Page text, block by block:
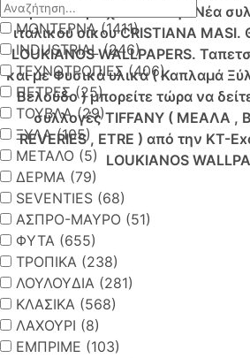
μόνο περιέχονται στην Νέα
ιταλικού οίκου CRISTIANA MASI.
LOUKIANOS WALLPAPERS.
και με Φυσικά υλικά ( Καπλαμά
Βελούδο ) μπορείτε τώρα να
συλλογές TIFFANY ( ΜΕΑΛΑ ,
REVERIES , ETRE ) από την KT-
LOUKIANOS
ΜΟΝΤΕΡΝΑ (1411)
INDUSTRIAL (246)
ΤΕΧΝΟΤΡΟΠΙΕΣ (406)
ΠΕΤΡΕΣ (25)
ΤΟΥΒΛΑ (29)
ΞΥΛΑ (105)
ΜΕΤΑΛΟ (5)
ΔΕΡΜΑ (79)
SEVENTIES (68)
ΑΣΠΡΟ-ΜΑΥΡΟ (51)
ΦΥΤΑ (655)
ΤΡΟΠΙΚΑ (238)
ΛΟΥΛΟΥΔΙΑ (281)
ΚΛΑΣΙΚΑ (568)
ΛΑΧΟΥΡΙ (8)
ΕΜΠΡΙΜΕ (103)